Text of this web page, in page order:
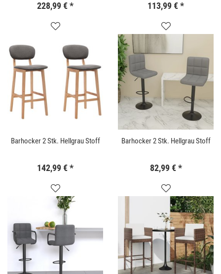
228,99 €* 113,99 €*
Barhocker 2 Stk. Hellgrau Stoff
142,99 €*
Barhocker 2 Stk. Hellgrau Stoff
82,99 € *